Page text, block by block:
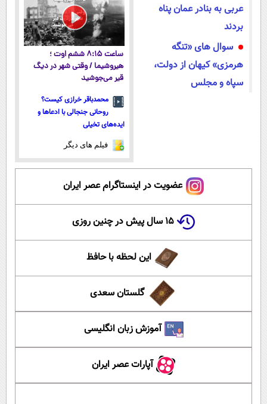
عربی به بنادر عمان پناه
بردند
سوال های «تنگه
هرمزی» کیهان از دولت،
سپاه و مجلس
ساعت ۸:۱۵ ششم اوت ؛
هیروشیما / وقتی شهر در دیگ
قیر می‌جوشید
محمدباقر خرازی کیست؟
روحانی جنجالی با ادعاها و
ایده‌های تخیلی
فیلم های دیگر
عضویت در اینستاگرام عصر ایران
۱۵ سال پیش در چنین روزی
این لحظه با حافظ
گلستان سعدی
آموزش زبان انگلیسی
آپارات عصر ایران